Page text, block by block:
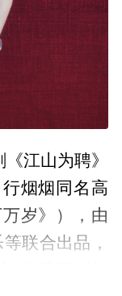
江山为聘》
烟烟同名高
岁》），由
联合出品，
“古装版《扫